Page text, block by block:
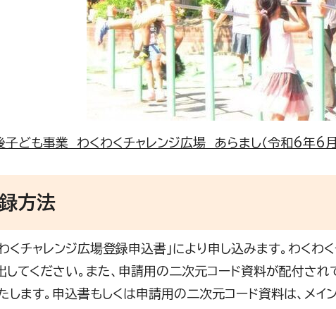
子ども事業 わくわくチャレンジ広場 あらまし（令和6年6
方法
わくチャレンジ広場登録申込書」により申し込みます。わく
してください。また、申請用の二次元コード資料が配付さ
します。申込書もしくは申請用の二次元コード資料は、メイ